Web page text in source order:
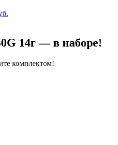
14г — в наборе!
комплектом!